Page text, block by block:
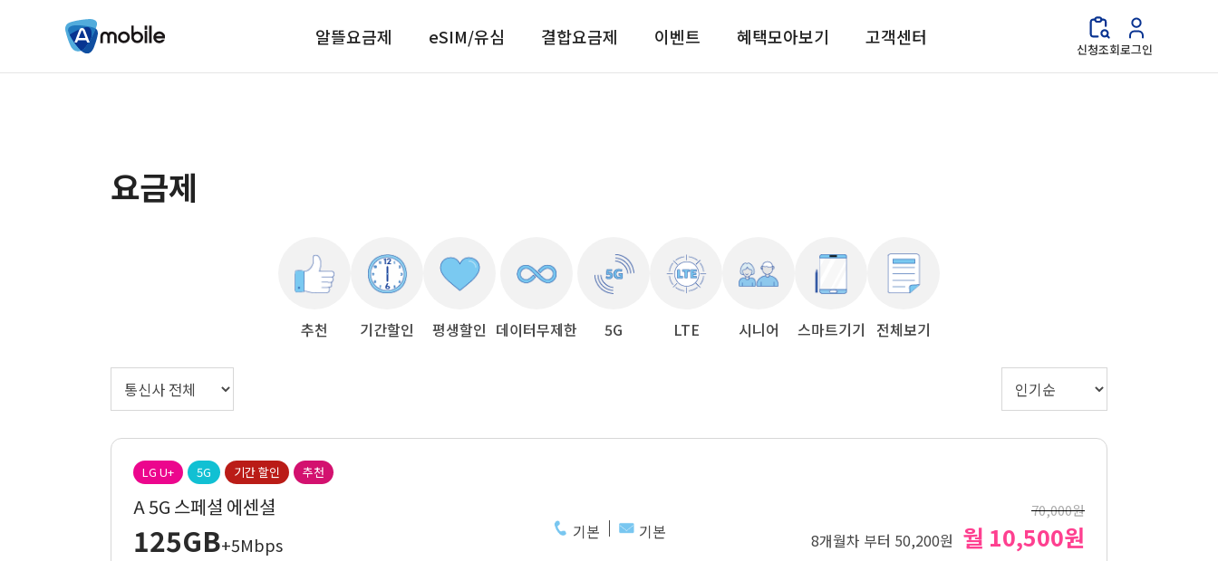
알뜰요금제 eSIM/유심 결합요금제 이벤트 혜택모아보기 고객센터
신청조회로그인
요금제
추천 기간할인 평생할인 데이터무제한 5G LTE 시니어 스마트기기 전체보기
LG U+ 5G 기간 할인 추천
A 5G 스페셜 에센셜 70,000원
125GB+5Mbps
기본 기본 8개월차 부터 50,200원 월 10,500원